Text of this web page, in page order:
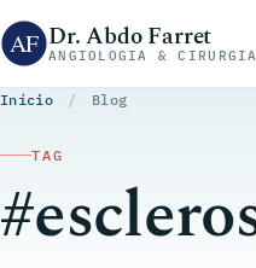
Pular para o conteúdo
Dr. Abdo Farret
ANGIOLOGIA &
Início / Blog
TAG